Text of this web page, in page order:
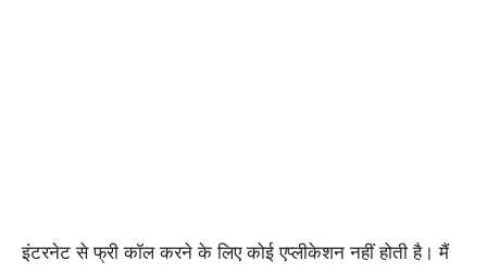
इंटरनेट से फ्री कॉल करने के लिए कोई एप्लीकेशन नहीं होती है। मैं